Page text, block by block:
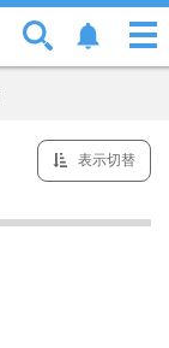
表示切替